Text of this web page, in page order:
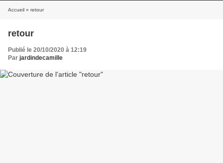
Accueil » retour
retour
Publié le 20/10/2020 à 12:19
Par jardindecamille